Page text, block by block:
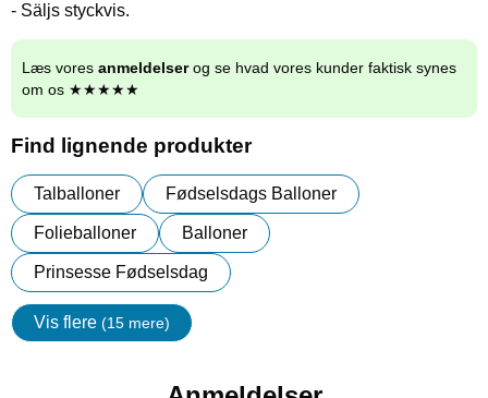
- Säljs styckvis.
Læs vores anmeldelserog se hvad vores kunder faktisk synes
om os ★★★★★
Find lignende produkter
Talballoner Fødselsdags Balloner
Folieballoner Balloner
Prinsesse Fødselsdag
Vis flere (15 mere)
Egenskaper